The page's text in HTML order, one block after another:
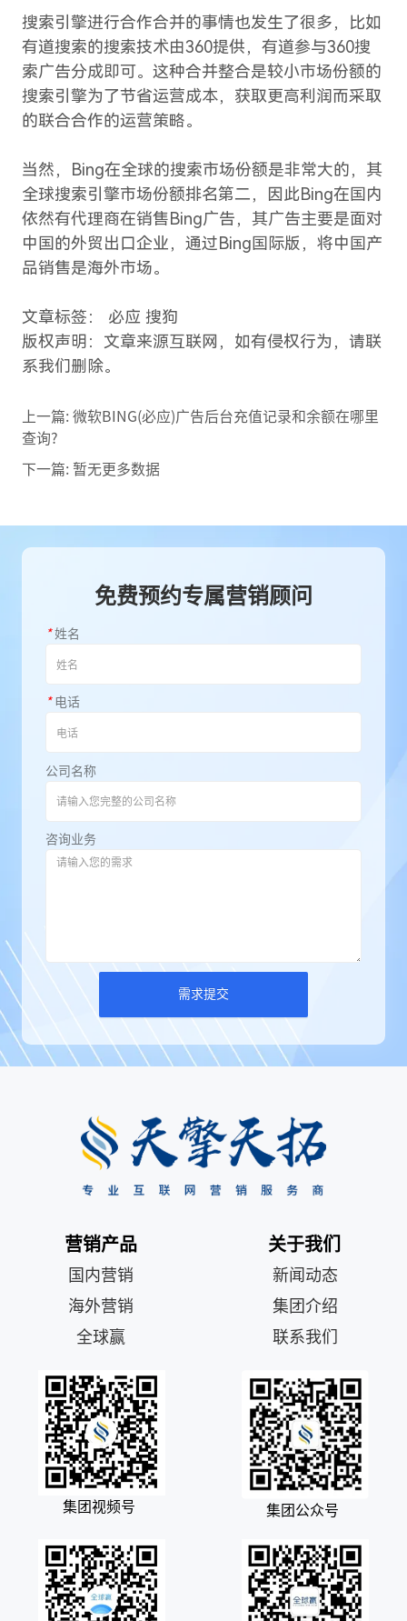
搜索引擎进行合作合并的事情也发生了很多，比如
有道搜索的搜索技术由360提供，有道参与360搜
索广告分成即可。这种合并整合是较小市场份额的
搜索引擎为了节省运营成本，获取更高利润而采取
的联合合作的运营策略。
当然，Bing在全球的搜索市场份额是非常大的，其
全球搜索引擎市场份额排名第二，因此Bing在国内
依然有代理商在销售Bing广告，其广告主要是面对
中国的外贸出口企业，通过Bing国际版，将中国产
品销售是海外市场。
文章标签： 必应 搜狗
版权声明：文章来源互联网，如有侵权行为，请联
系我们删除。
上一篇:微软BING(必应)广告后台充值记录和余额在哪里
查询?
下一篇: 暂无更多数据
免费预约专属营销顾问
*姓名
*电话
公司名称
咨询业务
需求提交
营销产品
国内营销
海外营销
全球赢
关于我们
新闻动态
集团介绍
联系我们
集团视频号 集团公众号